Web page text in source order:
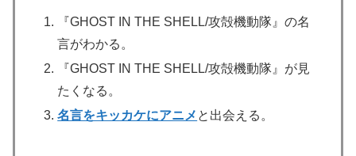
『GHOST IN THE SHELL/攻殻機動隊』の名
言がわかる。
『GHOST IN THE SHELL/攻殻機動隊』が見
たくなる。
名言をキッカケにアニメ と出会える。